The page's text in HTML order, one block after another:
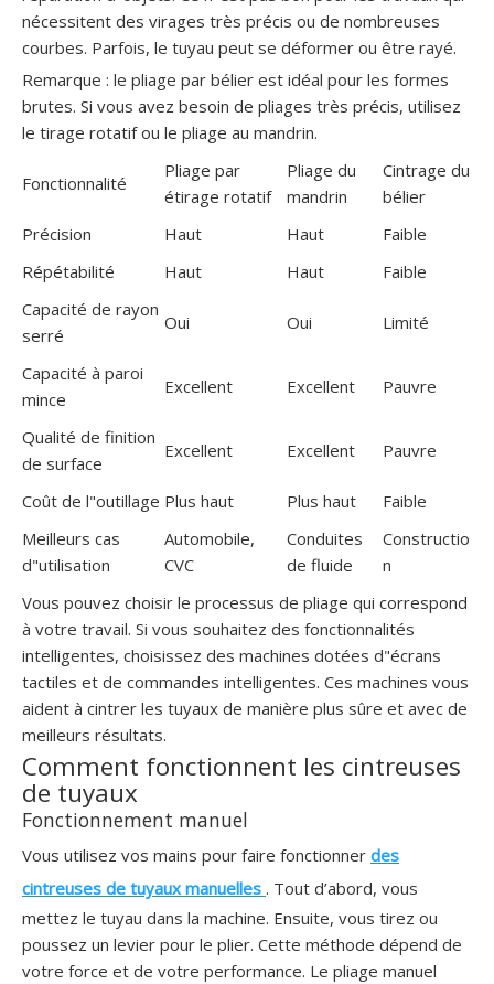
nécessitent des virages très précis ou de nombreuses
courbes. Parfois, le tuyau peut se déformer ou être rayé.
Remarque : le pliage par bélier est idéal pour les formes
brutes. Si vous avez besoin de pliages très précis, utilisez
le tirage rotatif ou le pliage au mandrin.
Fonctionnalité
Pliage par
étirage rotatif
Pliage du
mandrin
Cintrage du
bélier
Précision
Haut Haut
Faible
Répétabilité
Haut Haut
Faible
Capacité de rayon
serré
Oui Oui Limité
Capacité à paroi
mince
Excellent Excellent Pauvre
Qualité de finition
de surface
Excellent Excellent Pauvre
Coût de l"outillage Plus haut Plus haut
Faible
Meilleurs cas
d"utilisation
Automobile,
CVC
Conduites
de fluide
Constructio
n
Vous pouvez choisir le processus de pliage qui correspond
à votre travail. Si vous souhaitez des fonctionnalités
intelligentes, choisissez des machines dotées d"écrans
tactiles et de commandes intelligentes. Ces machines vous
aident à cintrer les tuyaux de manière plus sûre et avec de
meilleurs résultats.
Comment fonctionnent les cintreuses
de tuyaux
Fonctionnement manuel
Vous utilisez vos mains pour faire fonctionner des
cintreuses de tuyaux manuelles . Tout d’abord, vous
mettez le tuyau dans la machine. Ensuite, vous tirez ou
poussez un levier pour le plier. Cette méthode dépend de
votre force et de votre performance. Le pliage manuel